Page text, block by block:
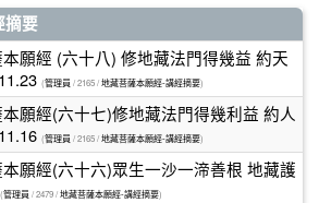
摘要
願經 (六十八) 修地藏法門得幾益 約天
(管理員 / 2165 /地藏菩薩本願經-講經摘要)
願經(六十七)修地藏法門得幾利益 約人
(管理員 / 2165 /地藏菩薩本願經-講經摘要)
願經(六十六)眾生一沙一渧善根 地藏護
(管理員 / 2479 /地藏菩薩本願經-講經摘要)